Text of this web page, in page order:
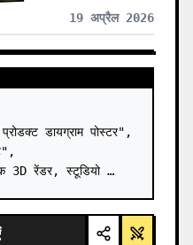
19 अप्रैल 2026
डायग्राम पोस्टर",
3D रेंडर, स्टूडियो